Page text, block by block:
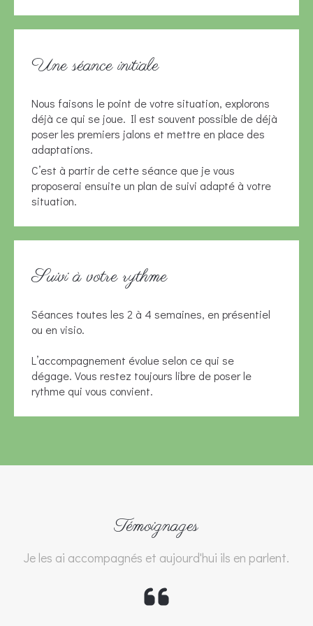
Une séance initiale
Nous faisons le point de votre situation, explorons
déjà ce qui se joue. Il est souvent possible de déjà
poser les premiers jalons et mettre en place des
adaptations.
C’est à partir de cette séance que je vous
proposerai ensuite un plan de suivi adapté à votre
situation.
Suivi à votre rythme
Séances toutes les 2 à 4 semaines, en présentiel
ou en visio.
L’accompagnement évolue selon ce qui se
dégage. Vous restez toujours libre de poser le
rythme qui vous convient.
Témoignages
Je les ai accompagnés et aujourd'hui ils en parlent.